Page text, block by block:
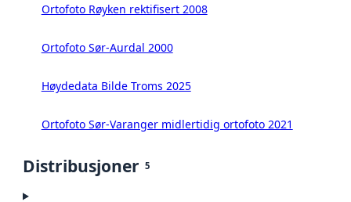
Ortofoto Røyken rektifisert 2008
Ortofoto Sør-Aurdal 2000
Høydedata Bilde Troms 2025
Ortofoto Sør-Varanger midlertidig ortofoto 2021
Distribusjoner 5